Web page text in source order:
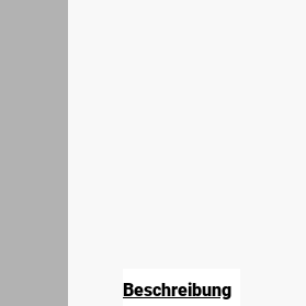
Beschreibung